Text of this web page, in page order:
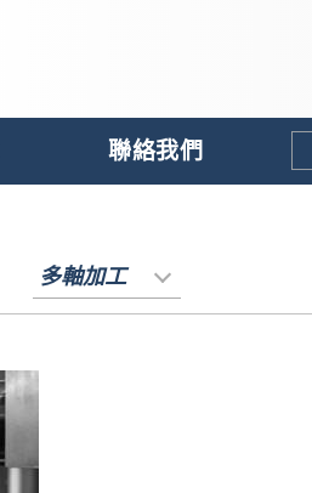
聯絡我們
多軸加工